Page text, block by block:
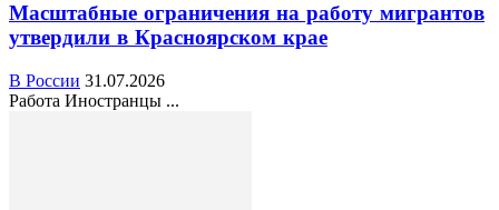
Масштабные ограничения на работу мигрантов
утвердили в Красноярском крае
В России 31.07.2026
Работа Иностранцы ...